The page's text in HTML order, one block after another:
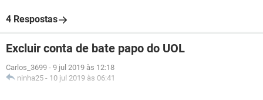
4 Respostas
Excluir conta de bate papo do UOL
Carlos_3699 - 9 jul 2019 às 12:18
ninha25 - 10 jul 2019 às 06:41